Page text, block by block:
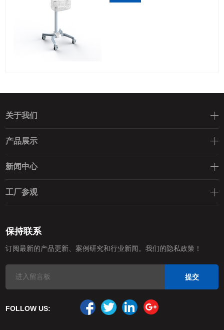
关于我们
产品展示
新闻中心
工厂参观
保持联系
订阅最新的产品更新、案例研究和行业新闻。我们的隐私政策！
FOLLOW US: